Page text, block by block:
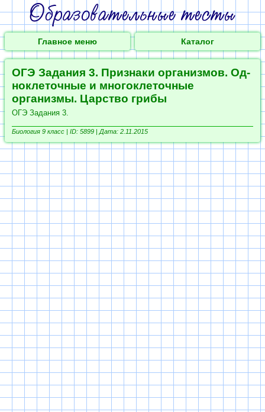
Главное меню Каталог
ОГЭ Задания 3. При­зна­ки организмов. Од­
но­кле­точ­ные и мно­го­кле­точ­ные
организмы. Цар­ство грибы
ОГЭ Задания 3.
Биология 9 класс | ID: 5899 | Дата: 2.11.2015